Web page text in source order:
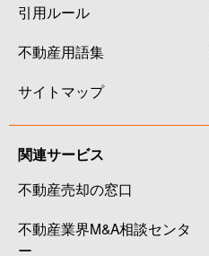
引用ルール
不動産用語集
サイトマップ
関連サービス
不動産売却の窓口
不動産業界M&A相談センタ
ー